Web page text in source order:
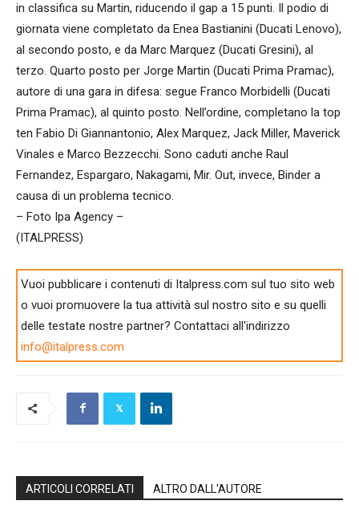
in classifica su Martin, riducendo il gap a 15 punti. Il podio di
giornata viene completato da Enea Bastianini (Ducati Lenovo),
al secondo posto, e da Marc Marquez (Ducati Gresini), al
terzo. Quarto posto per Jorge Martin (Ducati Prima Pramac),
autore di una gara in difesa: segue Franco Morbidelli (Ducati
Prima Pramac), al quinto posto. Nell’ordine, completano la top
ten Fabio Di Giannantonio, Alex Marquez, Jack Miller, Maverick
Vinales e Marco Bezzecchi. Sono caduti anche Raul
Fernandez, Espargaro, Nakagami, Mir. Out, invece, Binder a
causa di un problema tecnico.
– Foto Ipa Agency –
(ITALPRESS)
Vuoi pubblicare i contenuti di Italpress.com sul tuo sito web
o vuoi promuovere la tua attività sul nostro sito e su quelli
delle testate nostre partner? Contattaci all'indirizzo
info@italpress.com
ARTICOLI CORRELATI ALTRO DALL'AUTORE